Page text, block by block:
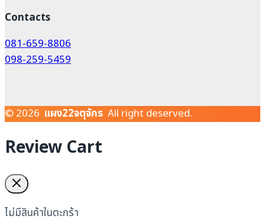
Contacts
081-659-8806
098-259-5459
© 2026 แผง22จตุจักร All right deserved.
Review Cart
ไม่มีสินค้าในตะกร้า